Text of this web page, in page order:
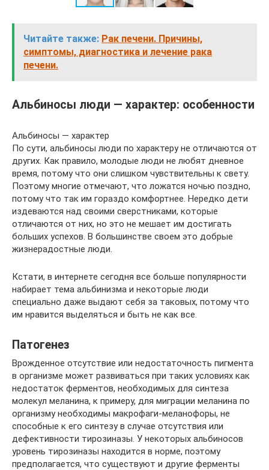
Читайте также: Рак печени. Причины,
симптомы, диагностика и лечение рака
печени.
Альбиносы люди — характер: особенности
Альбиносы — характер
По сути, альбиносы люди по характеру не отличаются от
других. Как правило, молодые люди не любят дневное
время, потому что они слишком чувствительны к свету.
Поэтому многие отмечают, что ложатся ночью поздно,
потому что так им гораздо комфортнее. Нередко дети
издеваются над своими сверстниками, которые
отличаются от них, но это не мешает им достигать
больших успехов. В большинстве своем это добрые
жизнерадостные люди.
Кстати, в интернете сегодня все больше популярности
набирает тема альбинизма и некоторые люди
специально даже выдают себя за таковых, потому что
им нравится выделяться и быть не как все.
Патогенез
Врожденное отсутствие или недостаточность пигмента
в организме может развиваться при таких условиях как
недостаток ферментов, необходимых для синтеза
молекул меланина, к примеру, для миграции меланина по
организму необходимы макрофаги-меланофоры, не
способные к его синтезу в случае отсутствия или
дефективности тирозиназы. У некоторых альбиносов
уровень тирозиназы находится в норме, поэтому
предполагается, что существуют и другие ферменты